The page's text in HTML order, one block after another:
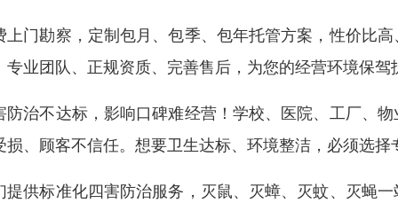
上门勘察，定制包月、包季、包年托管方案，性价比
专业团队、正规资质、完善售后，为您的经营环境保
防治不达标，影响口碑难经营！学校、医院、工厂、
损、顾客不信任。想要卫生达标、环境整洁，必须选
提供标准化四害防治服务，灭鼠、灭蟑、灭蚊、灭蝇